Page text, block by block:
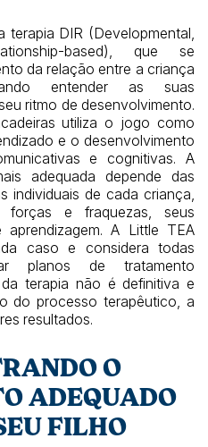
DIR (Developmental,
based), que se
da relação entre a criança
entender as suas
ritmo de desenvolvimento.
utiliza o jogo como
e o desenvolvimento
e cognitivas. A
adequada depende das
individuais de cada criança,
e fraquezas, seus
A Little TEA
caso e considera todas
planos de tratamento
terapia não é definitiva e
do processo terapêutico, a
resultados.
O
ADEQUADO
FILHO